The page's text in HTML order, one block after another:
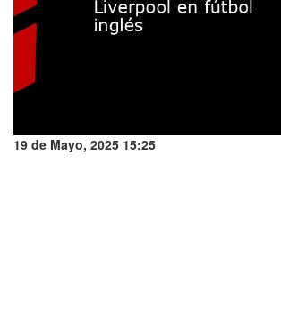
19 de Mayo, 2025 15:25